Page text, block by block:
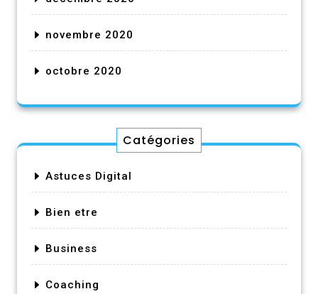
novembre 2020
octobre 2020
Catégories
Astuces Digital
Bien etre
Business
Coaching